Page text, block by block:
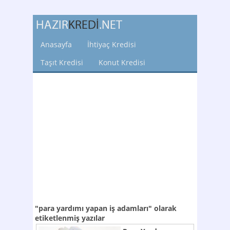
Anasayfa
İhtiyaç Kredisi
Taşıt Kredisi
Konut Kredisi
"para yardımı yapan iş adamları" olarak
etiketlenmiş yazılar